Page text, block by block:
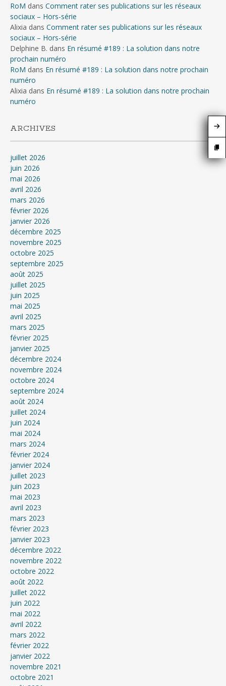
RoM dans Comment rater ses publications sur les réseaux
sociaux – Hors-série
Alixia dans Comment rater ses publications sur les réseaux
sociaux – Hors-série
Delphine B. dans En résumé #189 : La solution dans notre
prochain numéro
RoM dans En résumé #189 : La solution dans notre prochain
numéro
Alixia dans En résumé #189 : La solution dans notre prochain
numéro
ARCHIVES
juillet 2026
juin 2026
mai 2026
avril 2026
mars 2026
février 2026
janvier 2026
décembre 2025
novembre 2025
octobre 2025
septembre 2025
août 2025
juillet 2025
juin 2025
mai 2025
avril 2025
mars 2025
février 2025
janvier 2025
décembre 2024
novembre 2024
octobre 2024
septembre 2024
août 2024
juillet 2024
juin 2024
mai 2024
mars 2024
février 2024
janvier 2024
juillet 2023
juin 2023
mai 2023
avril 2023
mars 2023
février 2023
janvier 2023
décembre 2022
novembre 2022
octobre 2022
août 2022
juillet 2022
juin 2022
mai 2022
avril 2022
mars 2022
février 2022
janvier 2022
novembre 2021
octobre 2021